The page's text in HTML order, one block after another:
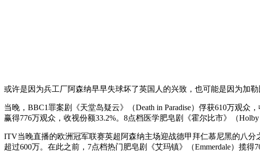
或许是因为兵工厂阿森纳早早失球坏了英国人的兴致，也可能是因为加
当晚，BBC1罪案剧《天堂岛疑云》（Death in Paradise）俘获610万观众
赢得776万观众，收视份额33.2%。8点档医学肥皂剧《霍尔比市》（
ITV当晚直播的欧洲冠军联赛英超阿森纳主场迎战德甲拜仁慕尼黑的八
超过600万。在此之前，7点档热门肥皂剧《艾玛镇》（Emmerdale）揽得